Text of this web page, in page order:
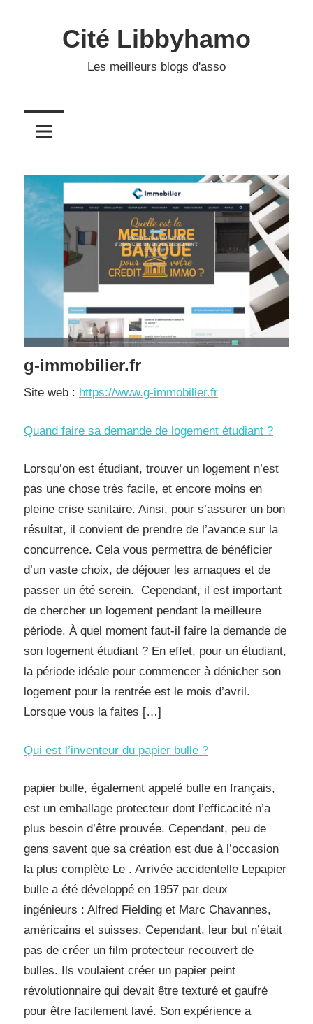
Cité Libbyhamo
Les meilleurs blogs d'asso
g-immobilier.fr
Site web : https://www.g-immobilier.fr
Quand faire sa demande de logement étudiant ?
Lorsqu’on est étudiant, trouver un logement n’est
pas une chose très facile, et encore moins en
pleine crise sanitaire. Ainsi, pour s’assurer un bon
résultat, il convient de prendre de l’avance sur la
concurrence. Cela vous permettra de bénéficier
d’un vaste choix, de déjouer les arnaques et de
passer un été serein. Cependant, il est important
de chercher un logement pendant la meilleure
période. À quel moment faut-il faire la demande de
son logement étudiant ? En effet, pour un étudiant,
la période idéale pour commencer à dénicher son
logement pour la rentrée est le mois d’avril.
Lorsque vous la faites […]
Qui est l’inventeur du papier bulle ?
papier bulle, également appelé bulle en français,
est un emballage protecteur dont l’efficacité n’a
plus besoin d’être prouvée. Cependant, peu de
gens savent que sa création est due à l’occasion
la plus complète Le . Arrivée accidentelle Lepapier
bulle a été développé en 1957 par deux
ingénieurs : Alfred Fielding et Marc Chavannes,
américains et suisses. Cependant, leur but n’était
pas de créer un film protecteur recouvert de
bulles. Ils voulaient créer un papier peint
révolutionnaire qui devait être texturé et gaufré
pour être facilement lavé. Son expérience a